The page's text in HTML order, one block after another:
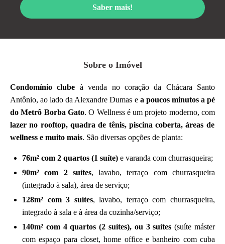
Sobre o Imóvel
Condomínio clube à venda no coração da Chácara Santo
Antônio, ao lado da Alexandre Dumas e a poucos minutos a pé
do Metrô Borba Gato. O Wellness é um projeto moderno, com
lazer no rooftop, quadra de tênis, piscina coberta, áreas de
wellness e muito mais. São diversas opções de planta:
76m² com 2 quartos (1 suíte) e varanda com churrasqueira;
90m² com 2 suítes, lavabo, terraço com churrasqueira
(integrado à sala), área de serviço;
128m² com 3 suítes, lavabo, terraço com churrasqueira,
integrado à sala e à área da cozinha/serviço;
140m² com 4 quartos (2 suítes), ou 3 suítes (suíte máster
com espaço para closet, home office e banheiro com cuba
Saber mais!